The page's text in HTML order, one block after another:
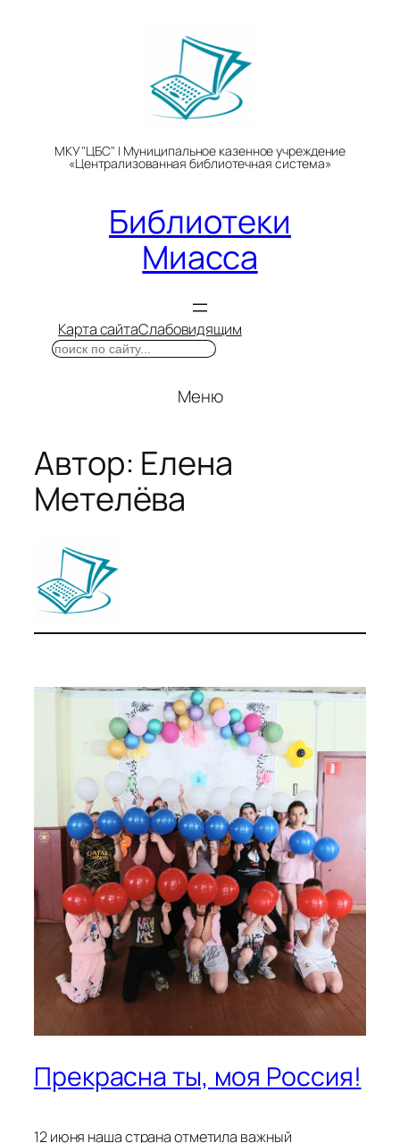
МКУ "ЦБС" | Муниципальное казенное учреждение
«Централизованная библиотечная система»
Библиотеки
Миасса
Карта сайтаСлабовидящим
Поиск
Меню
Автор: Елена
Метелёва
Прекрасна ты, моя Россия!
12 июня наша страна отметила важный